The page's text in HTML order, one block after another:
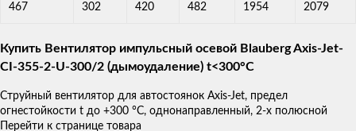
467 302 420 482 1954 2079
Купить Вентилятор импульсный осевой Blauberg Axis-Jet-
CI-355-2-U-300/2 (дымоудаление) t<300°С
Струйный вентилятор для автостоянок Axis-Jet, предел
огнестойкости t до +300 °С, однонаправленный, 2-х полюсной
Перейти к странице товара